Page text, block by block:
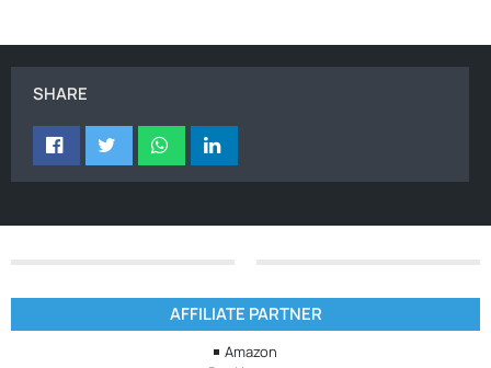
SHARE
AFFILIATE PARTNER
Amazon